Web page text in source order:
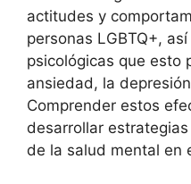
actitudes y
personas LGBTQ+,
psicológicas que esto
ansiedad, la
Comprender estos
desarrollar
de la salud mental en